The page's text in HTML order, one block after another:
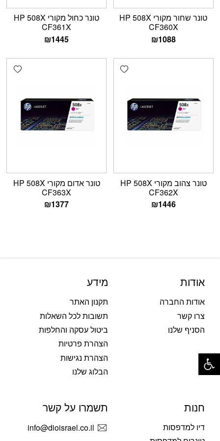
טונר שחור מקורי HP 508X
CF360X
₪1088
טונר כחול מקורי HP 508X
CF361X
₪1445
Add wishlist
טונר צהוב מקורי HP 508X
CF362X
₪1446
טונר אדום מקורי HP 508X
CF363X
₪1377
אודות
אודות החברה
צרו קשר
הסניף שלנו
מידע
תקנון האתר
תשובות לכל השאלות
ביטול עסקה והחלפות
הצהרת פרטיות
הצהרת נגישות
הבלוג שלנו
חנות
דיו למדפסות
תשמרו על קשר
info@dioisrael.co.il
פתח סרגל נגישות